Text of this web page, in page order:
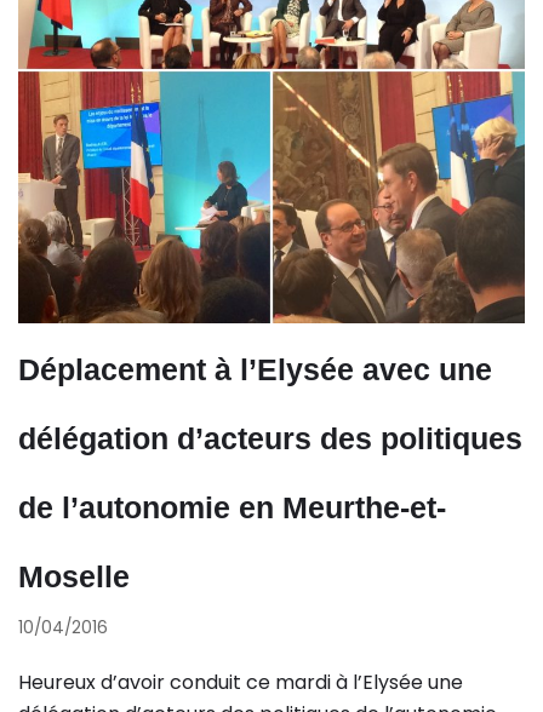
Déplacement à l’Elysée avec une
délégation d’acteurs des politiques
de l’autonomie en Meurthe-et-
Moselle
10/04/2016
Heureux d’avoir conduit ce mardi à l’Elysée une